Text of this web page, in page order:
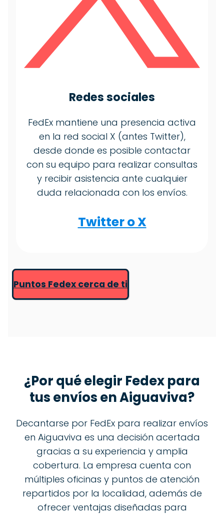
Redes sociales
FedEx mantiene una presencia activa
en la red social X (antes Twitter),
desde donde es posible contactar
con su equipo para realizar consultas
y recibir asistencia ante cualquier
duda relacionada con los envíos.
Twitter o X
Puntos Fedex cerca de ti
¿Por qué elegir Fedex para
tus envíos en Aiguaviva?
Decantarse por FedEx para realizar envíos
en Aiguaviva es una decisión acertada
gracias a su experiencia y amplia
cobertura. La empresa cuenta con
múltiples oficinas y puntos de atención
repartidos por la localidad, además de
ofrecer ventajas diseñadas para